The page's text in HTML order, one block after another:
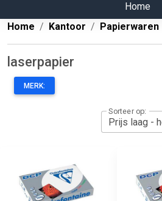
Home
Home
Kantoor Papierwaren
laserpapier
MERK:
Sorteer op: